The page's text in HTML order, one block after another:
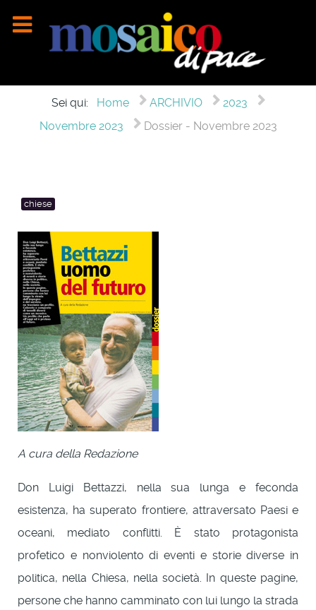
Sei qui: Home ARCHIVIO
2023
Novembre 2023
Dossier - Novembre 2023
chiese
A cura della Redazione
Don Luigi Bettazzi, nella sua lunga e feconda
esistenza, ha superato frontiere, attraversato Paesi e
oceani, mediato conflitti. È stato protagonista
profetico e nonviolento di eventi e storie diverse in
politica, nella Chiesa, nella società. In queste pagine,
persone che hanno camminato con lui lungo la strada